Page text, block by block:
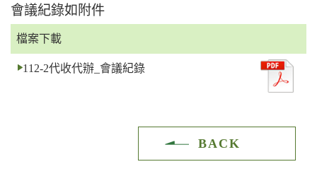
會議紀錄如附件
檔案下載
112-2代收代辦_會議紀錄
BACK